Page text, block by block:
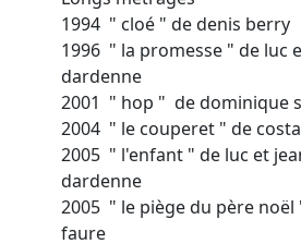
1994 " cloé " de denis berry
1996 " la promesse " de luc
dardenne
2001 " hop " de dominique
2004 " le couperet " de
2005 " l'enfant " de luc et
dardenne
2005 " le piège du père noël
faure